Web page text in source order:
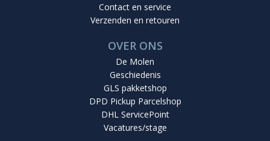
Contact en service
Verzenden en retouren
OVER ONS
De Molen
Geschiedenis
GLS pakketshop
DPD Pickup Parcelshop
DHL ServicePoint
Vacatures/stage